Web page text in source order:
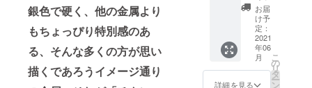
銀色で硬く、他の金属より
もちょっぴり特別感のあ
る、そんな多くの方が思い
描くであろうイメージ通り
ださ
い。 ※
ご注文
状況、
使用部
材の供
給状
況、製
込】 50
名様限
定価格
【一般
販売予
定価格
の
17800
お届
け予
定：
2021
年06
月
詳細を見る
こ
の
リ
タ
ー
ン